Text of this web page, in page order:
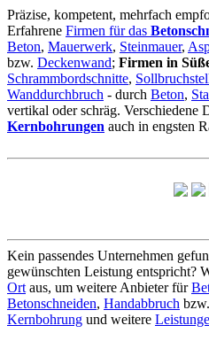
Präzise, kompetent, mehrfach
Erfahrene Firmen für das
Beton, Mauerwerk, Steinmauer,
bzw. Deckenwand; Firmen in
Schrammbordschnitte,
Wanddurchbruch - durch Beton,
vertikal oder schräg. Verschiedene
Kernbohrungen auch in engsten
Kein passendes Unternehmen
gewünschten Leistung entspricht?
Ort aus, um weitere Anbieter für
Betonschneiden, Handabbruch bzw.
Kernbohrung und weitere